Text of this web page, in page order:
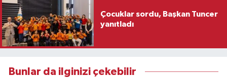
Çocuklar sordu, Başkan Tuncer
yanıtladı
Bunlar da ilginizi çekebilir